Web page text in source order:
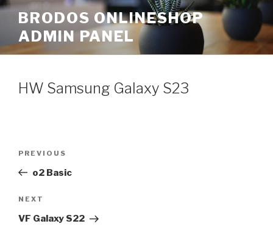
Skip
content
BRODOS ONLINESHOP
ADMIN PANEL
HW Samsung Galaxy S23
Previous
Post
PREVIOUS
o2 Basic
Next
Post
NEXT
VF Galaxy S22